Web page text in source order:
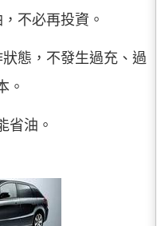
不必再投資。
態，不發生過充、過
。
省油。